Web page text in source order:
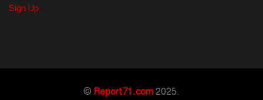
Sign Up
© Report71.com2025.